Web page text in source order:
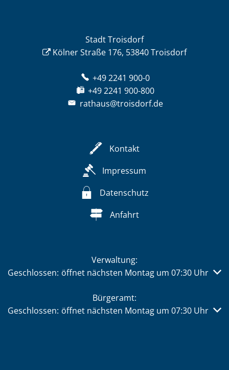
Stadt Troisdorf
Kölner Straße 176, 53840 Troisdorf
+49 2241 900-0
+49 2241 900-800
rathaus@troisdorf.de
Kontakt
Impressum
Datenschutz
Anfahrt
Verwaltung:
Klicken, um weitere Öffnungs- oder Schließzeiten
Geschlossen: öffnet nächsten Montag um 07:30 Uhr
Bürgeramt:
Klicken, um weitere Öffnungs- oder Schließzeiten
Geschlossen: öffnet nächsten Montag um 07:30 Uhr